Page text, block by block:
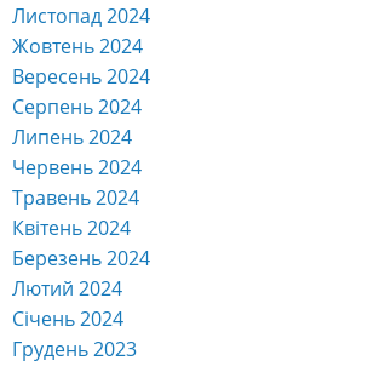
Листопад 2024
Жовтень 2024
Вересень 2024
Серпень 2024
Липень 2024
Червень 2024
Травень 2024
Квітень 2024
Березень 2024
Лютий 2024
Січень 2024
Грудень 2023